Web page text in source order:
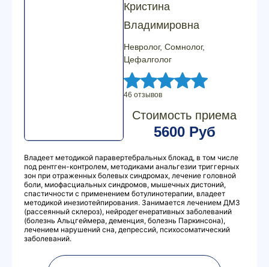
Кристина
Владимировна
Невролог, Сомнолог,
Цефалголог
46 отзывов
Стоимость приема
5600 Руб
Владеет методикой паравертебральных блокад, в том числе
под рентген-контролем, методиками анальгезии триггерных
зон при отраженных болевых синдромах, лечение головной
боли, миофасциальных синдромов, мышечных дистоний,
спастичности с применением ботулинотерапии, владеет
методикой инезиотейпирования. Занимается лечением ДМЗ
(рассеянный склероз), нейродегенеративных заболеваний
(болезнь Альцгеймера, деменция, болезнь Паркинсона),
лечением нарушений сна, депрессий, психосоматический
заболеваний.